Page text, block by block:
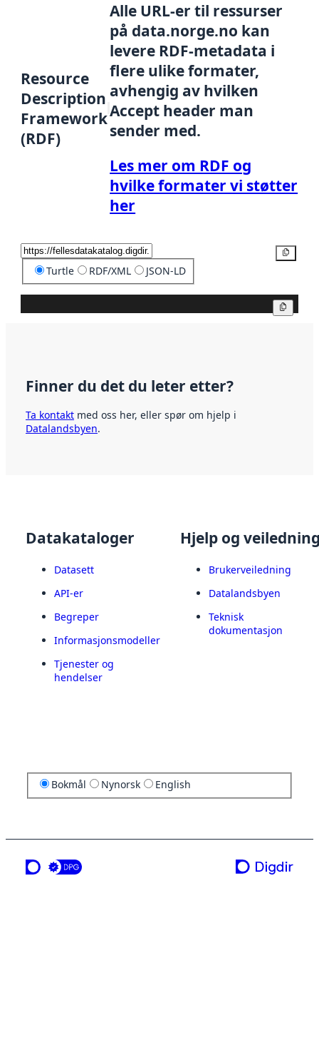
Resource
Description
Framework
(RDF)
Alle URL-er til ressurser
på data.norge.no kan
levere RDF-metadata i
flere ulike formater,
avhengig av hvilken
Accept header man
sender med.
Les mer om RDF og
hvilke formater vi støtter
her
Turtle RDF/XML JSON-LD
Finner du det du leter etter?
Ta kontakt med oss her, eller spør om hjelp i
Datalandsbyen.
Datakataloger
Datasett
API-er
Begreper
Informasjonsmodeller
Tjenester og
hendelser
Hjelp og
Brukerveiledning
Datalandsbyen
Teknisk
dokumentasjon
Bokmål Nynorsk English